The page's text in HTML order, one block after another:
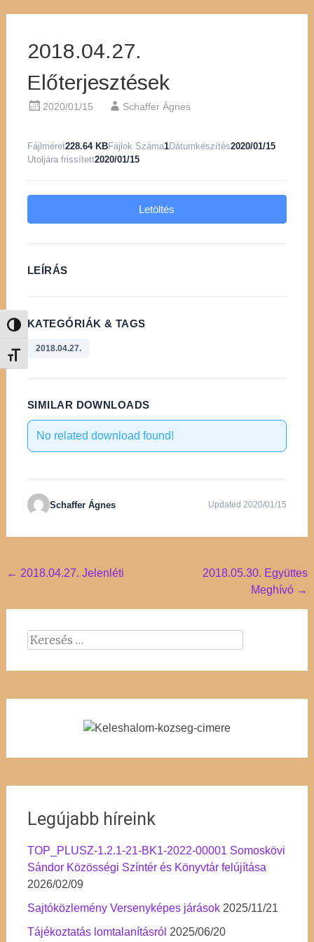
Nagy kontraszt váltása
Betűméret váltása
2018.04.27.
Előterjesztések
2020/01/15 Schaffer Ágnes
Fájlméret228.64 KBFájlok Száma1Dátumkészítés2020/01/15
Utoljára frissített2020/01/15
Letöltés
LEÍRÁS
KATEGÓRIÁK & TAGS
2018.04.27.
SIMILAR DOWNLOADS
No related download found!
Schaffer Ágnes Updated 2020/01/15
Post
← 2018.04.27. Jelenléti
2018.05.30. Együttes
Meghívó →
Keresés:
Legújabb híreink
TOP_PLUSZ-1.2.1-21-BK1-2022-00001 Somoskövi
Sándor Közösségi Színtér és Könyvtár felújítása
2026/02/09
Sajtóközlemény Versenyképes járások 2025/11/21
Tájékoztatás lomtalanításról 2025/06/20